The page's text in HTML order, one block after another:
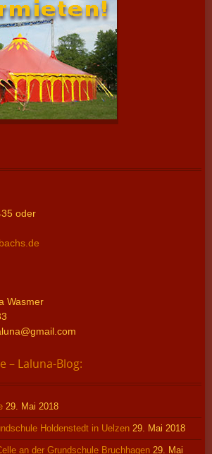
oder
Wasmer
– Laluna-Blog:
29. Mai 2018
Holdenstedt in Uelzen 29. Mai 2018
an der Grundschule Bruchhagen 29. Mai